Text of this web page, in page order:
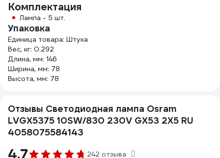
Комплектация
Лампа - 5 шт.
Упаковка
Единица товара: Штука
Вес, кг: 0.292
Длина, мм: 146
Ширина, мм: 78
Высота, мм: 78
Отзывы Светодиодная лампа Osram
LVGX5375 10SW/830 230V GX53 2X5 RU
4058075584143
4.7 242 отзыва